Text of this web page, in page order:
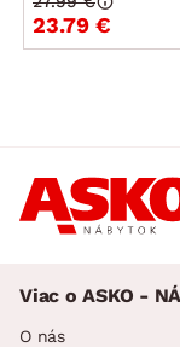
23.79 €
Viac o ASKO -
O nás